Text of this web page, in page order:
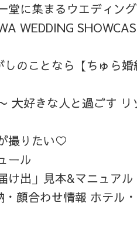
堂に集まるウエディン
WEDDING
のことなら【ちゅら
大好きな人と過ごす
撮りたい♡
ール
け出」見本&マニュアル
顔合わせ情報 ホテル